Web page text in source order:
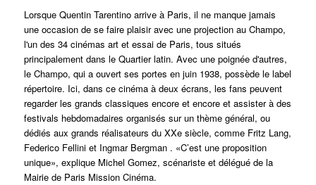
Lorsque Quentin Tarentino arrive à Paris, il ne manque jamais
une occasion de se faire plaisir avec une projection au Champo,
l'un des 34 cinémas art et essai de Paris, tous situés
principalement dans le Quartier latin. Avec une poignée d'autres,
le Champo, qui a ouvert ses portes en juin 1938, possède le label
répertoire. Ici, dans ce cinéma à deux écrans, les fans peuvent
regarder les grands classiques encore et encore et assister à des
festivals hebdomadaires organisés sur un thème général, ou
dédiés aux grands réalisateurs du XXe siècle, comme Fritz Lang,
Federico Fellini et Ingmar Bergman . «C’est une proposition
unique», explique Michel Gomez, scénariste et délégué de la
Mairie de Paris Mission Cinéma.